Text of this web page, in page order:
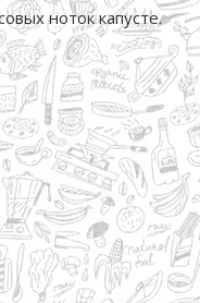
ноток капусте.